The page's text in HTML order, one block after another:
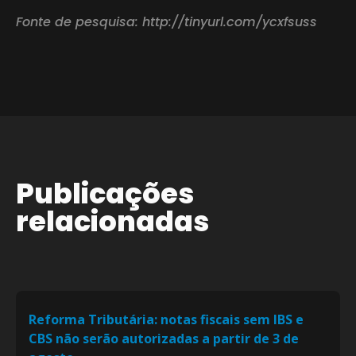
Fonte de pesquisa: http://tinyurl.com/ycxfsuss
Publicações
relacionadas
Reforma Tributária: notas fiscais sem IBS e
CBS não serão autorizadas a partir de 3 de